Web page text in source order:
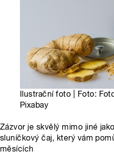
Ilustrační foto | Foto:
Pixabay
Zázvor je skvělý mimo jiné
sluníčkový čaj, který vám
měsících